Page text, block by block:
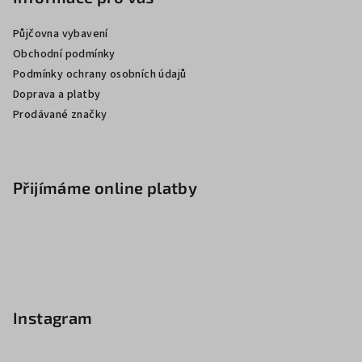
Půjčovna vybavení
Obchodní podmínky
Podmínky ochrany osobních údajů
Doprava a platby
Prodávané značky
Přijímáme online platby
Instagram